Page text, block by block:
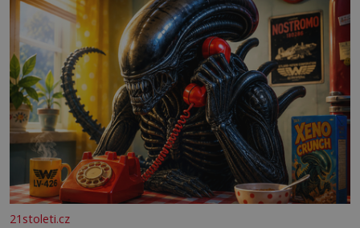
21stoleti.cz